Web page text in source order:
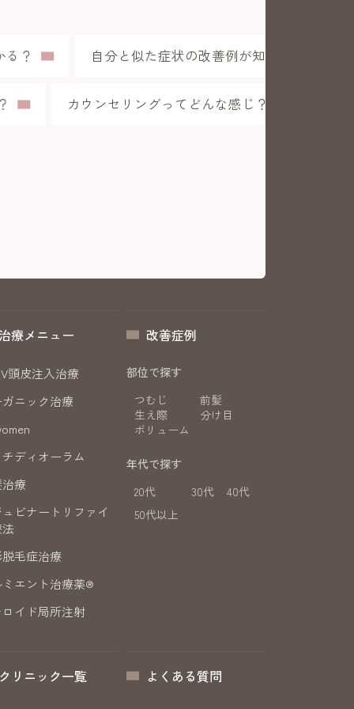
？ 自分と似た症状の改善例が知りたい
カウンセリングってどんな感じ？
療メニュー
頭皮注入治療
ニック治療
ディオーラム
療
ビナートリファイ
毛症治療
エント治療薬®
イド局所注射
改善症例
部位で探す
つむじ
前髪
生え際
分け目
ボリューム
年代で探す
20代
30代
40代
50代以上
リニック一覧 よくある質問